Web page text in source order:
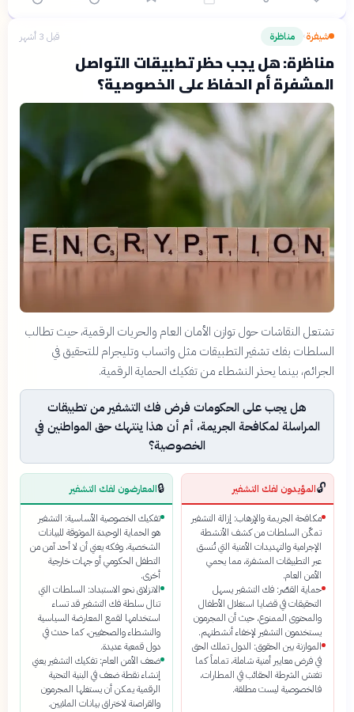
شيفرة› مناظرة قبل 3 أشهر
مناظرة: هل يجب حظر تطبيقات التواصل
المشفرة أم الحفاظ على الخصوصية؟
تشتعل النقاشات حول توازن الأمان العام والحريات الرقمية، حيث تطالب
السلطات بفك تشفير التطبيقات مثل واتساب وتليجرام للتحقيق في
الجرائم، بينما يحذر النشطاء من تفكيك الحماية الرقمية.
هل يجب على الحكومات فرض فك التشفير من تطبيقات
المراسلة لمكافحة الجريمة، أم أن هذا ينتهك حق المواطنين في
الخصوصية؟
🔓المؤيدون لفك التشفير
مكافحة الجريمة والإرهاب: إزالة التشفير
تمكّن السلطات من كشف الأنشطة
الإجرامية والتهديدات الأمنية التي تُنسق
عبر التطبيقات المشفرة، مما يحمي
الأمن العام.
حماية القصّر: فك التشفير يسهل
التحقيقات في قضايا استغلال الأطفال
والمحتوى الممنوع، حيث أن المجرمون
يستخدمون التشفير لإخفاء أنشطتهم.
الموازنة بين الحقوق: الدول تملك الحق
في فرض معايير أمنية شاملة، تماماً كما
تفتش الشرطة الحقائب في المطارات،
فالخصوصية ليست مطلقة.
🔒المعارضون لفك التشفير
تفكيك الخصوصية الأساسية: التشفير
هو الحماية الوحيدة الموثوقة للبيانات
الشخصية، وفكه يعني أن لا أحد آمن من
التطفل الحكومي أو جهات خارجية
أخرى.
الانزلاق نحو الاستبداد: السلطات التي
تنال سلطة فك التشفير قد تساء
استخدامها لقمع المعارضة السياسية
والنشطاء والصحفيين، كما حدث في
دول قمعية عديدة.
ضعف الأمن العام: تفكيك التشفير يعني
إنشاء نقطة ضعف في البنية التحتية
الرقمية يمكن أن يستغلها المجرمون
والقراصنة لاختراق بيانات الملايين.